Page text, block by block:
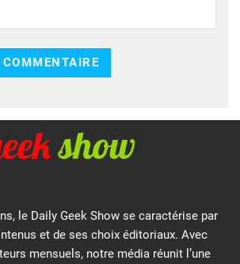
le Daily Geek Show se caractérise par
et de ses choix éditoriaux. Avec
mensuels, notre média réunit l’une